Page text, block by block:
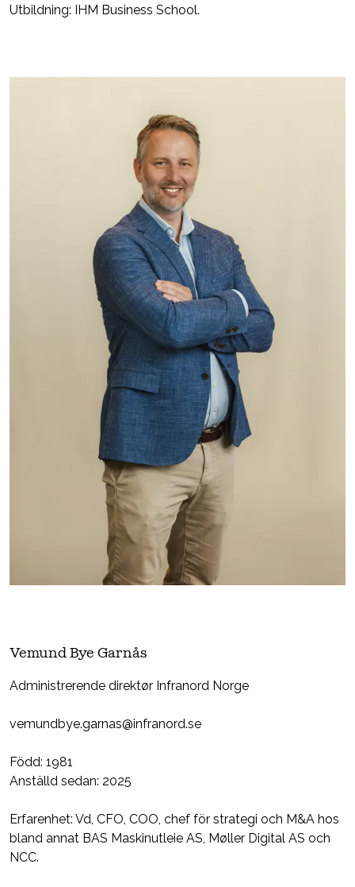
Utbildning: IHM Business School.
Vemund Bye Garnås
Administrerende direktør Infranord Norge
vemundbye.garnas@infranord.se
Född: 1981
Anställd sedan: 2025
Erfarenhet: Vd, CFO, COO, chef för strategi och M&A hos
bland annat BAS Maskinutleie AS, Møller Digital AS och
NCC.